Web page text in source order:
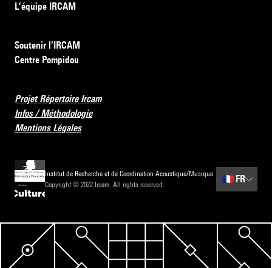
L’équipe IRCAM
Soutenir l’IRCAM
Centre Pompidou
Projet Répertoire Ircam
Infos / Méthodologie
Mentions Légales
Institut de Recherche et de Coordination Acoustique/Musique
Copyright © 2022 Ircam. All rights reserved.
🇫🇷 FR